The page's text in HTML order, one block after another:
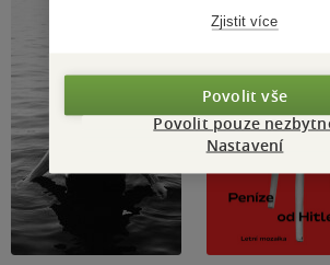
Zjistit více
Povolit vše
Povolit pouze
Nastavení